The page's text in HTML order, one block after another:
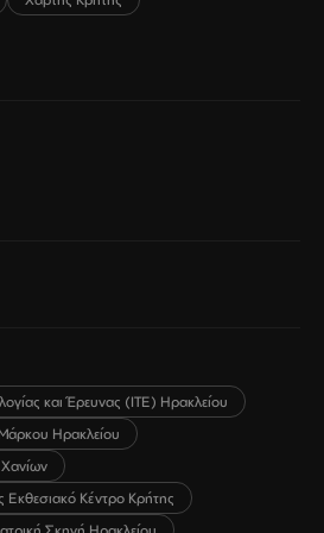
και Έρευνας (ΙΤΕ) Ηρακλείου
Ηρακλείου
Εκθεσιακό Κέντρο Κρήτης